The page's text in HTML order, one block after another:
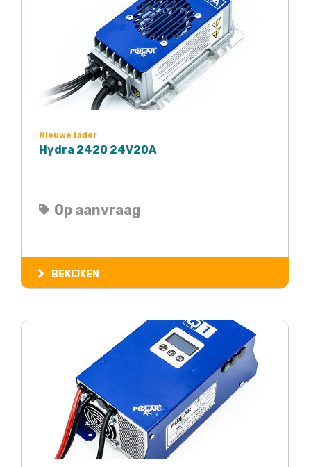
Nieuwe lader
Hydra 2420 24V20A
Op aanvraag
BEKIJKEN